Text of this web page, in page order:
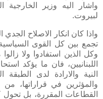
واشار اليه وزير الخارجية
لبيروت.
واذا كان انكار الاصلاح
تجمع بين كل القوى
وكل الذين استفادوا ولا
اللبنانيين، فان ما يؤكد
النية والارادة لدى
والمؤثرين في قراراتها،
القطاعات المقررة، بل